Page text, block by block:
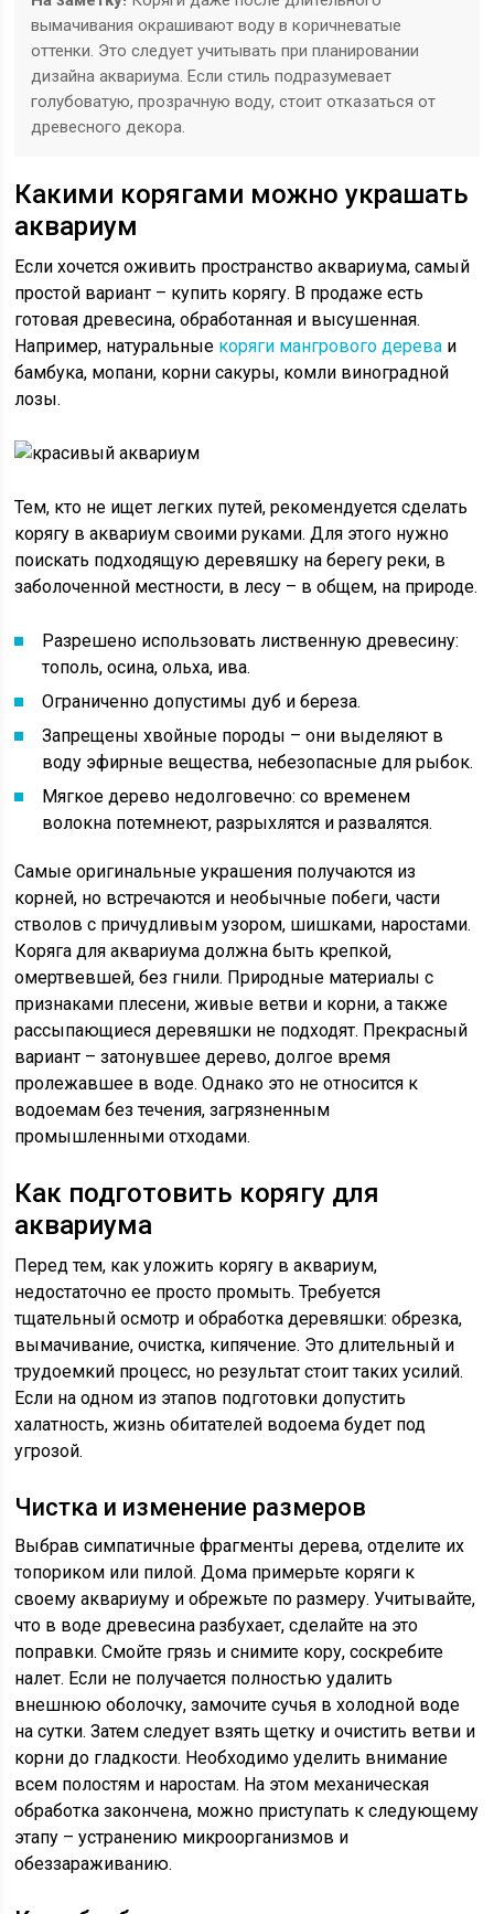
вымачивания окрашивают воду в коричневатые
оттенки. Это следует учитывать при планировании
дизайна аквариума. Если стиль подразумевает
голубоватую, прозрачную воду, стоит отказаться от
древесного декора.
Какими корягами можно украшать
аквариум
Если хочется оживить пространство аквариума, самый
простой вариант – купить корягу. В продаже есть
готовая древесина, обработанная и высушенная.
Например, натуральные коряги мангрового дерева и
бамбука, мопани, корни сакуры, комли виноградной
лозы.
Тем, кто не ищет легких путей, рекомендуется сделать
корягу в аквариум своими руками. Для этого нужно
поискать подходящую деревяшку на берегу реки, в
заболоченной местности, в лесу – в общем, на природе.
Разрешено использовать лиственную древесину:
тополь, осина, ольха, ива.
Ограниченно допустимы дуб и береза.
Запрещены хвойные породы – они выделяют в
воду эфирные вещества, небезопасные для рыбок.
Мягкое дерево недолговечно: со временем
волокна потемнеют, разрыхлятся и развалятся.
Самые оригинальные украшения получаются из
корней, но встречаются и необычные побеги, части
стволов с причудливым узором, шишками, наростами.
Коряга для аквариума должна быть крепкой,
омертвевшей, без гнили. Природные материалы с
признаками плесени, живые ветви и корни, а также
рассыпающиеся деревяшки не подходят. Прекрасный
вариант – затонувшее дерево, долгое время
пролежавшее в воде. Однако это не относится к
водоемам без течения, загрязненным
промышленными отходами.
Как подготовить корягу для
аквариума
Перед тем, как уложить корягу в аквариум,
недостаточно ее просто промыть. Требуется
тщательный осмотр и обработка деревяшки: обрезка,
вымачивание, очистка, кипячение. Это длительный и
трудоемкий процесс, но результат стоит таких усилий.
Если на одном из этапов подготовки допустить
халатность, жизнь обитателей водоема будет под
угрозой.
Чистка и изменение размеров
Выбрав симпатичные фрагменты дерева, отделите их
топориком или пилой. Дома примерьте коряги к
своему аквариуму и обрежьте по размеру. Учитывайте,
что в воде древесина разбухает, сделайте на это
поправки. Смойте грязь и снимите кору, соскребите
налет. Если не получается полностью удалить
внешнюю оболочку, замочите сучья в холодной воде
на сутки. Затем следует взять щетку и очистить ветви и
корни до гладкости. Необходимо уделить внимание
всем полостям и наростам. На этом механическая
обработка закончена, можно приступать к следующему
этапу – устранению микроорганизмов и
обеззараживанию.